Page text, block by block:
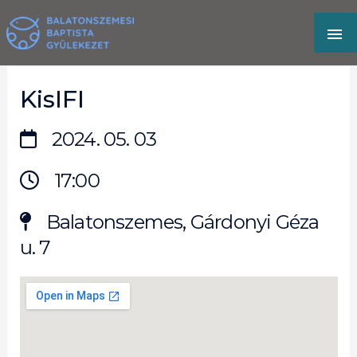
to
content
KisIFI
2024. 05. 03
17:00
Balatonszemes, Gárdonyi Géza
u. 7